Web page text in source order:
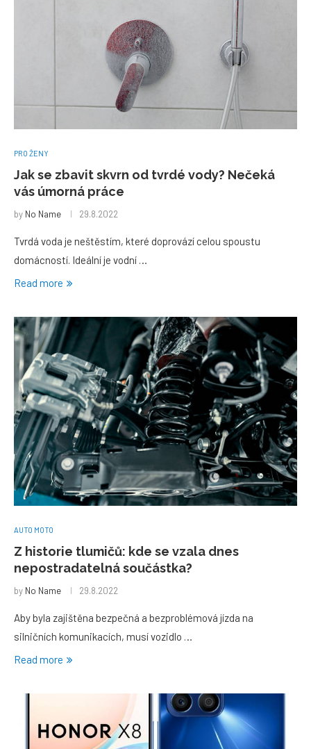
PRO ŽENY
Jak se zbavit skvrn od tvrdé vody? Nečeká
vás úmorná práce
by No Name 29.8.2022
Tvrdá voda je neštěstím, které doprovází celou spoustu
domácností. Ideální je vodní …
Read more
AUTO MOTO
Z historie tlumičů: kde se vzala dnes
nepostradatelná součástka?
by No Name 29.8.2022
Aby byla zajištěna bezpečná a bezproblémová jízda na
silničních komunikacích, musí vozidlo …
Read more